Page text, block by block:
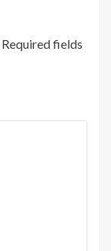
Required fields